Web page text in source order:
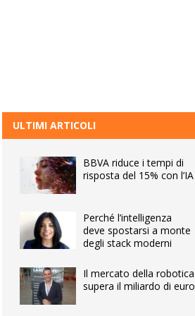
ULTIMI ARTICOLI
BBVA riduce i tempi di
risposta del 15% con l’IA
Perché l’intelligenza
deve spostarsi a monte
degli stack moderni
Il mercato della robotica
supera il miliardo di euro